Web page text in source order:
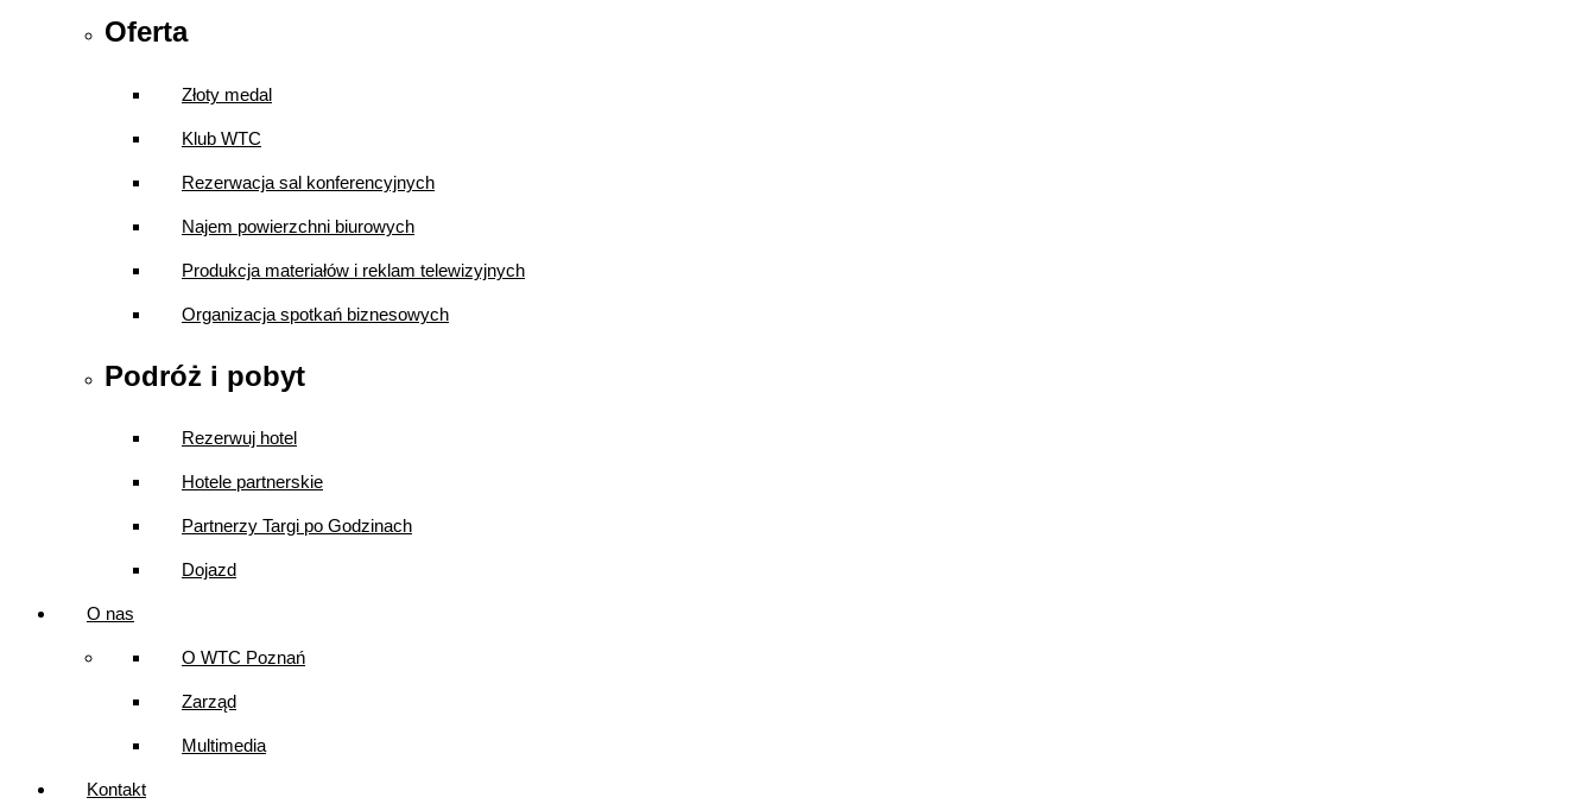
Oferta
Złoty medal
Klub WTC
Rezerwacja sal konferencyjnych
Najem powierzchni biurowych
Produkcja materiałów i reklam telewizyjnych
Organizacja spotkań biznesowych
Podróż i pobyt
Rezerwuj hotel
Hotele partnerskie
Partnerzy Targi po Godzinach
Dojazd
O nas
O WTC Poznań
Zarząd
Multimedia
Kontakt